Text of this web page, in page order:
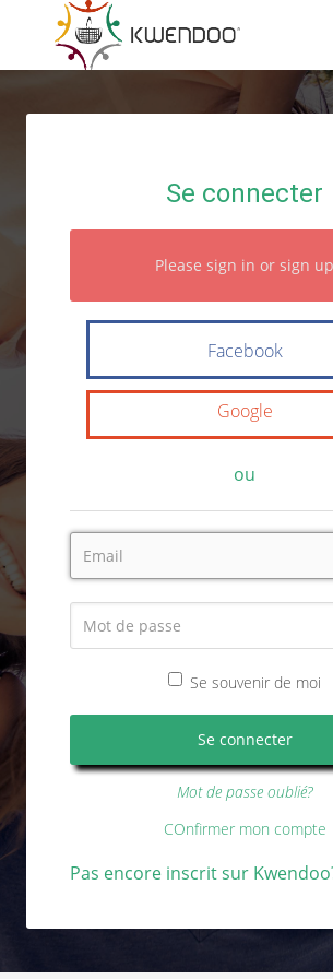
Se connecter
Please sign in or sign up
Facebook
Google
ou
Se souvenir de moi
Mot de passe oublié?
COnfirmer mon compte
Pas encore inscrit sur